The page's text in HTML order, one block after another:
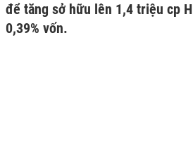
để tăng sở hữu lên 1,4 triệu cp
0,39% vốn.